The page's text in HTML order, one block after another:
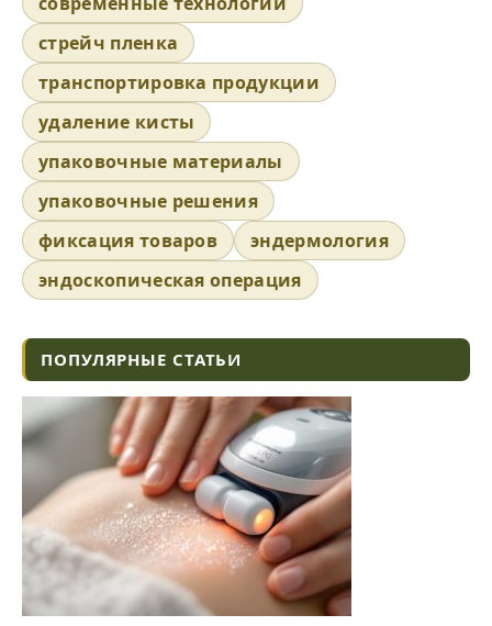
стрейч пленка
транспортировка продукции
удаление кисты
упаковочные материалы
упаковочные решения
фиксация товаров
эндермология
эндоскопическая операция
ПОПУЛЯРНЫЕ СТАТЬИ